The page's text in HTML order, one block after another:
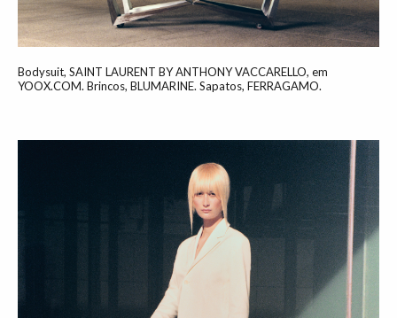
Bodysuit, SAINT LAURENT BY ANTHONY VACCARELLO, em
YOOX.COM. Brincos, BLUMARINE. Sapatos, FERRAGAMO.